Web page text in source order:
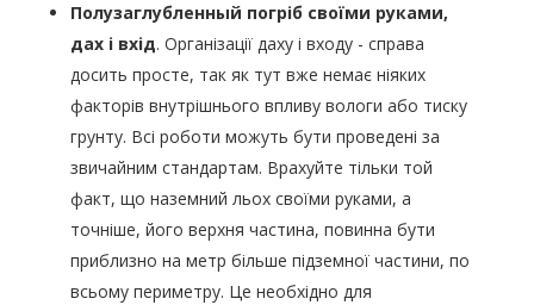
Полузаглубленный погріб своїми руками,
дах і вхід. Організації даху і входу - справа
досить просте, так як тут вже немає ніяких
факторів внутрішнього впливу вологи або тиску
грунту. Всі роботи можуть бути проведені за
звичайним стандартам. Врахуйте тільки той
факт, що наземний льох своїми руками, а
точніше, його верхня частина, повинна бути
приблизно на метр більше підземної частини, по
всьому периметру. Це необхідно для